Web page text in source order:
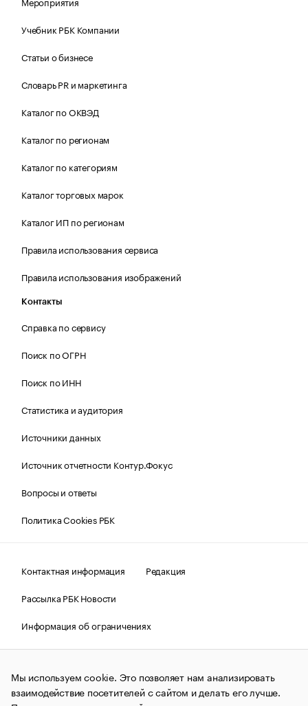
Учебник РБК Компании
Статьи о бизнесе
Словарь PR и маркетинга
Каталог по ОКВЭД
Каталог по регионам
Каталог по категориям
Каталог торговых марок
Каталог ИП по регионам
Правила использования сервиса
Правила использования изображений
Контакты
Справка по сервису
Поиск по ОГРН
Поиск по ИНН
Статистика и аудитория
Источники данных
Источник отчетности Контур.Фокус
Вопросы и ответы
Политика Cookies РБК
Контактная информация
Редакция
Рассылка РБК Новости
Информация об ограничениях
Правовая информация
О соблюдении авторских прав
© АО «РОСБИЗНЕСКОНСАЛТИНГ»,1995–2026.Сообщения
и материалы информационного агентства «РБК»
(зарегистрировано Федеральной службой по надзору в сфере
Мы используем cookie. Это позволяет нам анализировать
взаимодействие посетителей с сайтом и делать его лучше.